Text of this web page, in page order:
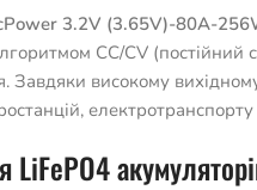
3.2V (3.65V)-80A-
CC/CV
Завдяки високому